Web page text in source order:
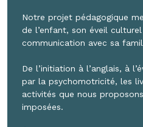
Notre projet pédagogique
de l’enfant, son éveil
communication avec sa
De l’initiation à l’anglais, à
par la psychomotricité, les
activités que nous
imposées.